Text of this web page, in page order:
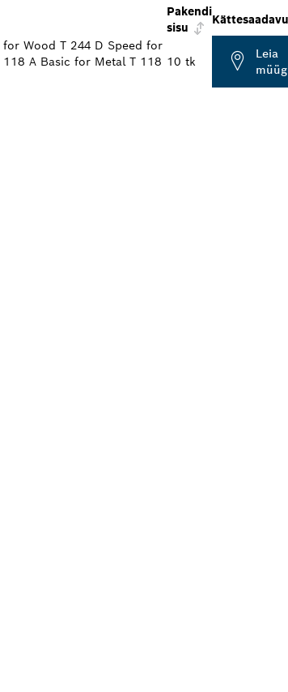
Pakendi
sisu
Wood T 244 D Speed for
A Basic for Metal T 118 10 tk
Leia